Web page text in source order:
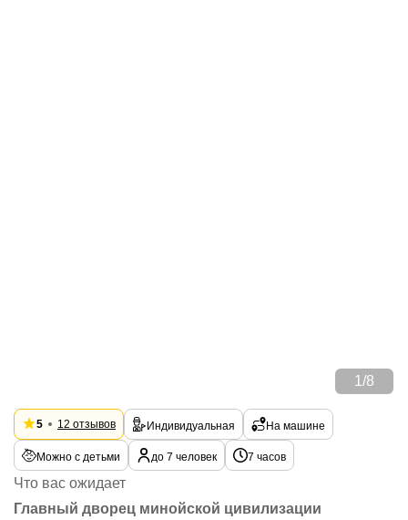
1 /8
5 12 отзывов Индивидуальная На машине
Можно с детьми до 7 человек 7 часов
Что вас ожидает
Главный дворец минойской цивилизации